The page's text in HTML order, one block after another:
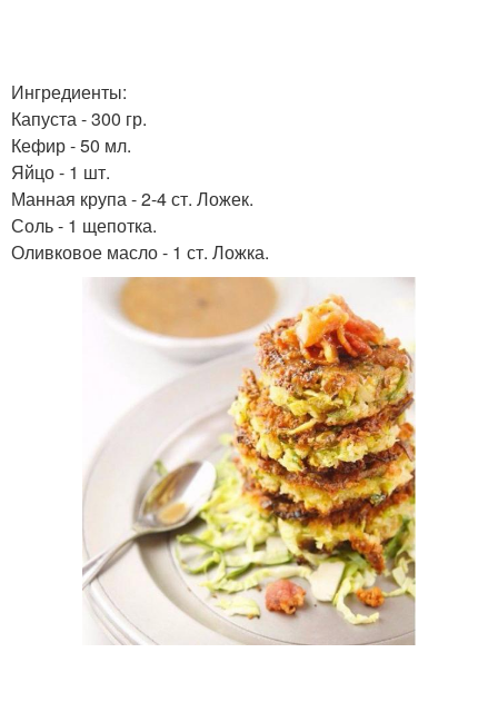
Оладьи с манкой
Яблочные оладья Оладьи на сметане
Оладьи на молоке
Ингредиенты:
Капуста - 300 гр.
Кефир - 50 мл.
Яйцо - 1 шт.
Манная крупа - 2-4 ст. Ложек.
Соль - 1 щепотка.
Оливковое масло - 1 ст. Ложка.